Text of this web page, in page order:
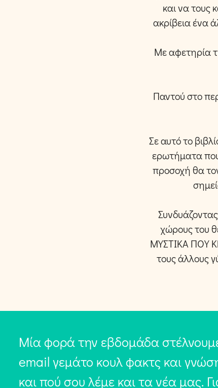
και να τους
ακρίβεια ένα
Με αφετηρία
Παντού στο
Σε αυτό το
ερωτήματα που
προσοχή θα
χώρους του
ΜΥΣΤΙΚΑ ΠΟΥ
τους άλλους
Μία φορά την εβδομάδα
email γεμάτο κουλ φακτς και
και πού σου λέμε και τα νέα μας.